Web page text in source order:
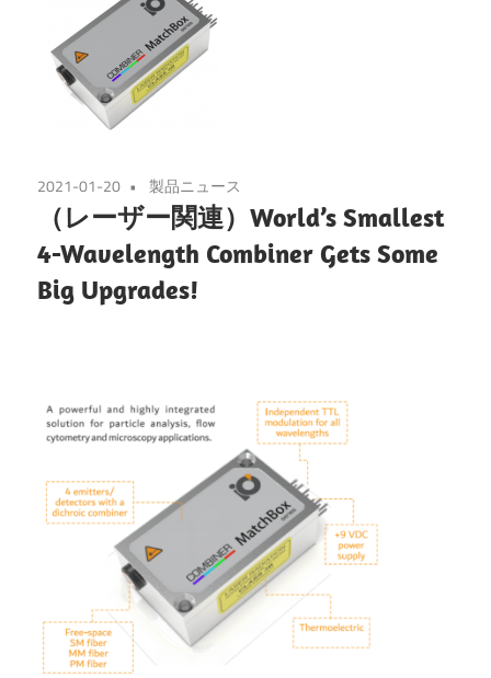
2021-01-20 製品ニュース
（レーザー関連）World’s Smallest
4-Wavelength Combiner Gets Some
Big Upgrades!